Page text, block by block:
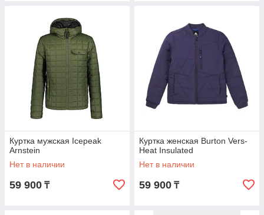
Куртка мужская Icepeak
Arnstein
Нет в наличии
59 900 ₸
Куртка женская Burton Vers-
Heat Insulated
Нет в наличии
59 900 ₸